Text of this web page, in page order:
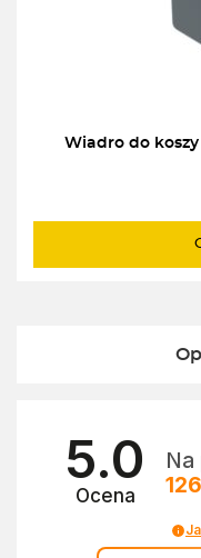
Wiadro do koszy
5.0
Ocena
Na